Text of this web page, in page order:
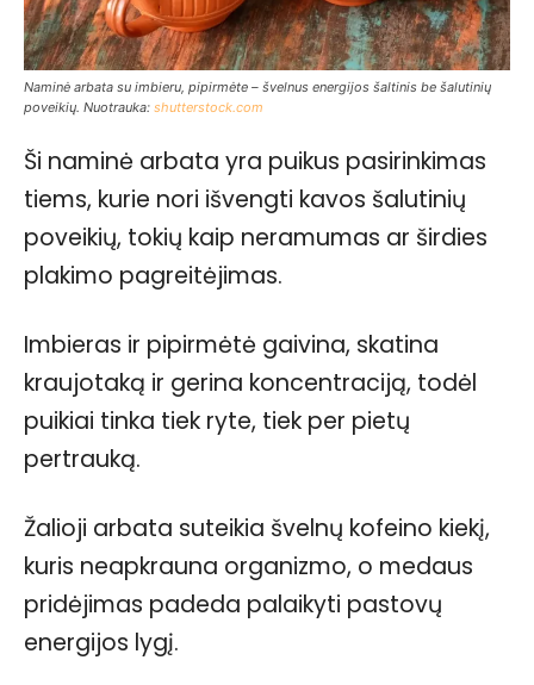
Naminė arbata su imbieru, pipirmėte – švelnus energijos šaltinis be šalutinių
poveikių. Nuotrauka: shutterstock.com
Ši naminė arbata yra puikus pasirinkimas
tiems, kurie nori išvengti kavos šalutinių
poveikių, tokių kaip neramumas ar širdies
plakimo pagreitėjimas.
Imbieras ir pipirmėtė gaivina, skatina
kraujotaką ir gerina koncentraciją, todėl
puikiai tinka tiek ryte, tiek per pietų
pertrauką.
Žalioji arbata suteikia švelnų kofeino kiekį,
kuris neapkrauna organizmo, o medaus
pridėjimas padeda palaikyti pastovų
energijos lygį.